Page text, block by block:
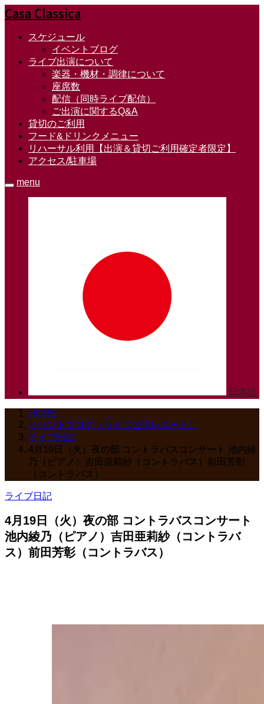
Casa Classica
スケジュール
イベントブログ
ライブ出演について
楽器・機材・調律について
座席数
配信（同時ライブ配信）
ご出演に関するQ&A
貸切のご利用
フード&ドリンクメニュー
リハーサル利用【出演＆貸切ご利用確定者限定】
アクセス/駐車場
menu
日本語
HOME
イベントブログ（ライブ公演レポート）
ライブ日記
4月19日（火）夜の部 コントラバスコンサート 池内綾
乃（ピアノ）吉田亜莉紗（コントラバス）前田芳彰
（コントラバス）
ライブ日記
4月19日（火）夜の部 コントラバスコンサート
池内綾乃（ピアノ）吉田亜莉紗（コントラバ
ス）前田芳彰（コントラバス）